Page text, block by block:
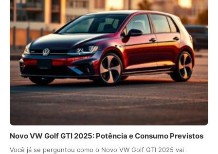
Novo VW Golf GTI 2025: Potência e Consumo Previstos
Você já se perguntou como o Novo VW Golf GTI 2025 vai